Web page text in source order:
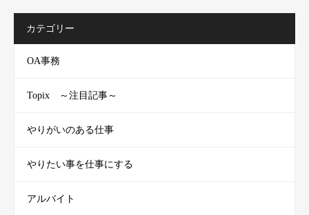
カテゴリー
OA事務
Topix ～注目記事～
やりがいのある仕事
やりたい事を仕事にする
アルバイト